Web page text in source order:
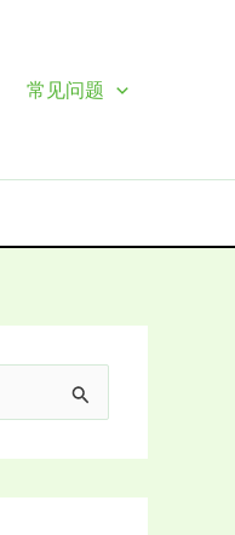
常见问题